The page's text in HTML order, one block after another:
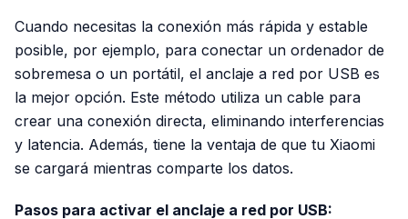
Cuando necesitas la conexión más rápida y estable
posible, por ejemplo, para conectar un ordenador de
sobremesa o un portátil, el anclaje a red por USB es
la mejor opción. Este método utiliza un cable para
crear una conexión directa, eliminando interferencias
y latencia. Además, tiene la ventaja de que tu Xiaomi
se cargará mientras comparte los datos.
Pasos para activar el anclaje a red por USB: